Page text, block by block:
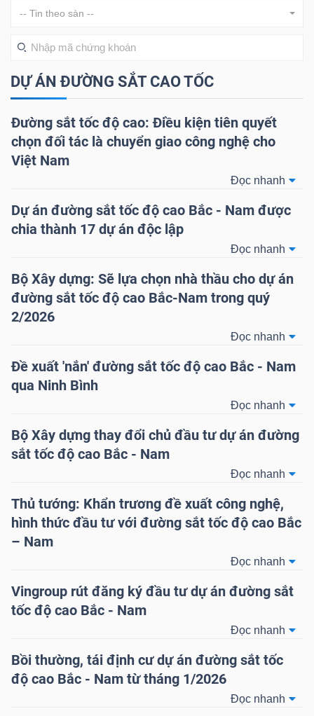
-- Tin theo sàn --
DỰ ÁN ĐƯỜNG SẮT CAO TỐC
Đường sắt tốc độ cao: Điều kiện tiên quyết
chọn đối tác là chuyển giao công nghệ cho
Việt Nam
Đọc nhanh
Dự án đường sắt tốc độ cao Bắc - Nam được
chia thành 17 dự án độc lập
Đọc nhanh
Bộ Xây dựng: Sẽ lựa chọn nhà thầu cho dự án
đường sắt tốc độ cao Bắc-Nam trong quý
2/2026
Đọc nhanh
Đề xuất 'nắn' đường sắt tốc độ cao Bắc - Nam
qua Ninh Bình
Đọc nhanh
Bộ Xây dựng thay đổi chủ đầu tư dự án đường
sắt tốc độ cao Bắc - Nam
Đọc nhanh
Thủ tướng: Khẩn trương đề xuất công nghệ,
hình thức đầu tư với đường sắt tốc độ cao Bắc
– Nam
Đọc nhanh
Vingroup rút đăng ký đầu tư dự án đường sắt
tốc độ cao Bắc - Nam
Đọc nhanh
Bồi thường, tái định cư dự án đường sắt tốc
độ cao Bắc - Nam từ tháng 1/2026
Đọc nhanh
DOANH
BẤT
ĐỘNG
SẢN
TÀI
HÀNG
GIỚI
DƯƠNG
TÀI
CHÍNH